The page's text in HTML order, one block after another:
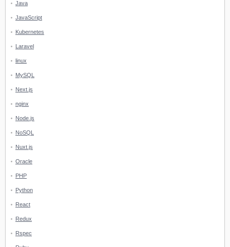
Java
JavaScript
Kubernetes
Laravel
linux
MySQL
Next.js
nginx
Node.js
NoSQL
Nuxt.js
Oracle
PHP
Python
React
Redux
Rspec